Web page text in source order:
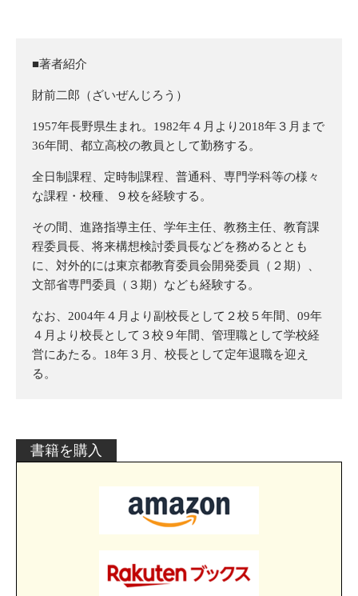
■著者紹介
財前二郎（ざいぜんじろう）
1957年長野県生まれ。1982年４月より2018年３月まで
36年間、都立高校の教員として勤務する。
全日制課程、定時制課程、普通科、専門学科等の様々
な課程・校種、９校を経験する。
その間、進路指導主任、学年主任、教務主任、教育課
程委員長、将来構想検討委員長などを務めるととも
に、対外的には東京都教育委員会開発委員（２期）、
文部省専門委員（３期）なども経験する。
なお、2004年４月より副校長として２校５年間、09年
４月より校長として３校９年間、管理職として学校経
営にあたる。18年３月、校長として定年退職を迎え
る。
書籍を購入